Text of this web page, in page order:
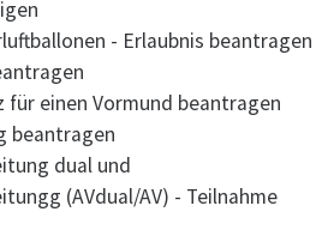
- Erlaubnis beantragen
einen Vormund beantragen
beantragen
dual und
(AVdual/AV) - Teilnahme